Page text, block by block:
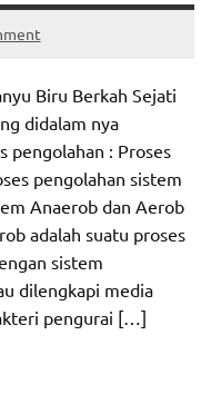
Biru Berkah Sejati
didalam nya
pengolahan : Proses
pengolahan sistem
Anaerob dan Aerob
adalah suatu proses
sistem
dilengkapi media
pengurai […]